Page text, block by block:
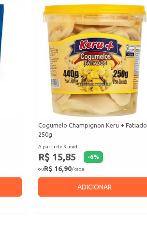
Cogumelo Champignon Keru + Fatiado
250g
A partir de 3 unid.
R$ 15,85 -6%
ouR$ 16,90/ cada
ADICIONAR